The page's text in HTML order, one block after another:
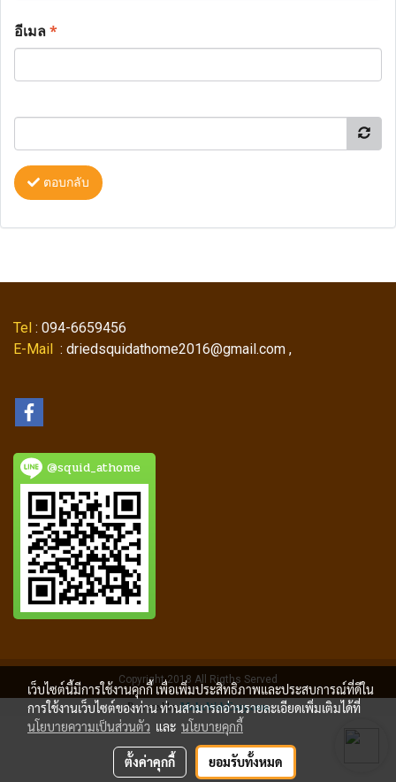
อีเมล*
ตอบกลับ
Tel : 094-6659456
E-Mail : driedsquidathome2016@gmail.com ,
@squid_athome
Copyright 2018 All Rigths Served
Powered byMakeWebEasy.com
เว็บไซต์นี้มีการใช้งานคุกกี้ เพื่อเพิ่มประสิทธิภาพและประสบการณ์ที่ดีใน
การใช้งานเว็บไซต์ของท่าน ท่านสามารถอ่านรายละเอียดเพิ่มเติมได้ที่
นโยบายความเป็นส่วนตัว และ นโยบายคุกกี้
ตั้งค่าคุกกี้ ยอมรับทั้งหมด